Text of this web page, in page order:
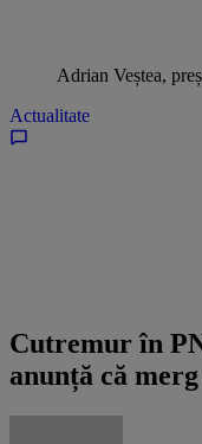
Adrian Veștea,
Actualitate
Cutremur în
anunță că